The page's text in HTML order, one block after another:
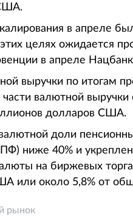
в апреле
целях ожидается
в апреле
выручки по итогам
валютной выручки
долларов США.
доли
ниже 40% и
на биржевых
или около 5,8% от
рынок